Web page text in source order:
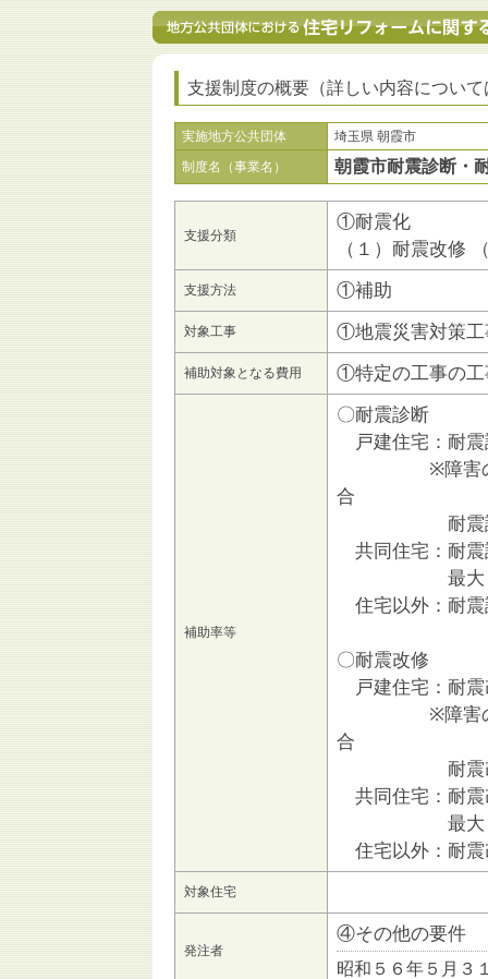
支援制度の概要（詳しい内容につい
実施地方公共団体
埼玉県 朝霞市
制度名（事業名）
朝霞市耐震診断・
支援分類
①耐震化
（１）耐震改修
支援方法 ①補助
対象工事 ①地震災害対策工
補助対象となる費用 ①特定の工事の工
補助率等
〇耐震診断
戸建住宅：耐
※障害のある
合
耐震診断費
共同住宅：耐
最大１０
住宅以外：耐
〇耐震改修
戸建住宅：耐
※障害のある
合
耐震改修費
共同住宅：耐
最大１，
住宅以外：耐
対象住宅
発注者
④その他の要件
昭和５６年５月３